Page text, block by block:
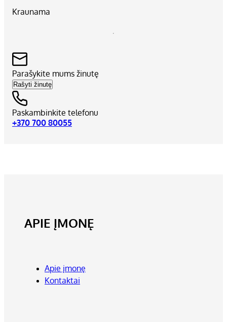
Kraunama
Parašykite mums žinutę
Rašyti žinutę
Paskambinkite telefonu
+370 700 80055
APIE ĮMONĘ
Apie įmonę
Kontaktai